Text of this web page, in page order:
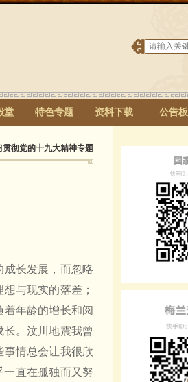
堂 特色专题 资料下载 公告板
贯彻党的十九大精神专题
成长发展，而忽略
与现实的落差；
年龄的增长和阅
。汶川地震我曾
事情总会让我很欣
一直在孤独而又努